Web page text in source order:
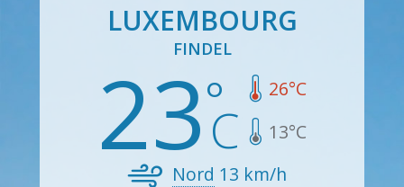
LUXEMBOURG
FINDEL
23 26°C
13°C
Nord 13 km/h